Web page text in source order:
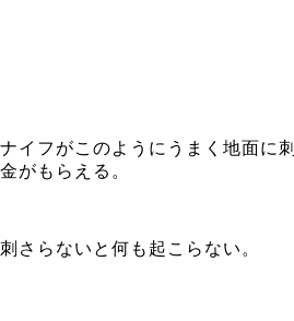
ナイフがこのようにうまく地面に
金がもらえる。
刺さらないと何も起こらない。